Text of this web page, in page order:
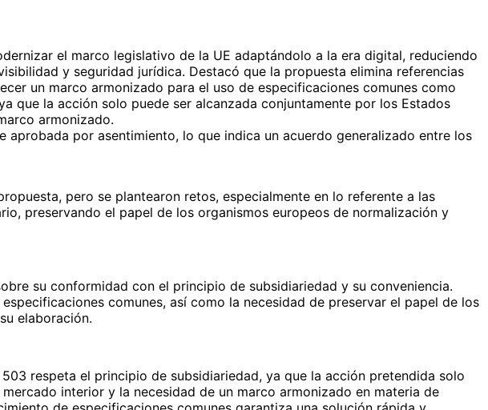
el marco legislativo de la UE adaptándolo a la era digital, reduciendo
y seguridad jurídica. Destacó que la propuesta elimina referencias
un marco armonizado para el uso de especificaciones comunes como
que la acción solo puede ser alcanzada conjuntamente por los Estados
armonizado.
aprobada por asentimiento, lo que indica un acuerdo generalizado entre los
pero se plantearon retos, especialmente en lo referente a las
preservando el papel de los organismos europeos de normalización y
su conformidad con el principio de subsidiariedad y su conveniencia.
comunes, así como la necesidad de preservar el papel de los
elaboración.
respeta el principio de subsidiariedad, ya que la acción pretendida solo
interior y la necesidad de un marco armonizado en materia de